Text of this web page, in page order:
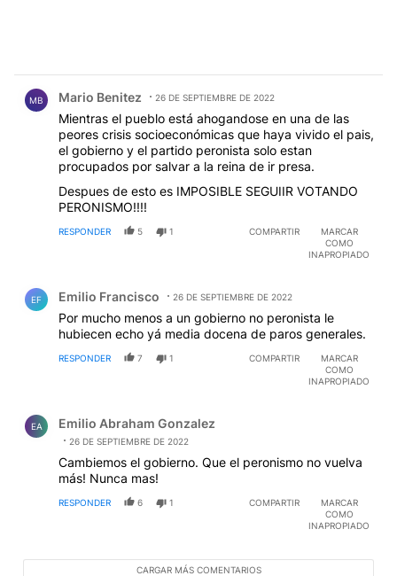
MB Mario Benitez 26 DE SEPTIEMBRE DE 2022
Mientras el pueblo está ahogandose en una de las
peores crisis socioeconómicas que haya vivido el pais,
el gobierno y el partido peronista solo estan
procupados por salvar a la reina de ir presa.
Despues de esto es IMPOSIBLE SEGUIIR VOTANDO
PERONISMO!!!!
RESPONDER 5 1 COMPARTIR
MARCAR
COMO
INAPROPIADO
EF Emilio Francisco 26 DE SEPTIEMBRE DE 2022
Por mucho menos a un gobierno no peronista le
hubiecen echo yá media docena de paros generales.
RESPONDER 7 1 COMPARTIR
MARCAR
COMO
INAPROPIADO
EA Emilio Abraham Gonzalez
26 DE SEPTIEMBRE DE 2022
Cambiemos el gobierno. Que el peronismo no vuelva
más! Nunca mas!
RESPONDER 6 1 COMPARTIR
MARCAR
COMO
INAPROPIADO
CARGAR MÁS COMENTARIOS